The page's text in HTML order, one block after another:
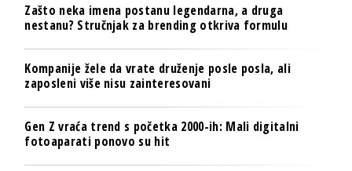
Zašto neka imena postanu legendarna, a druga
nestanu? Stručnjak za brending otkriva formulu
Kompanije žele da vrate druženje posle posla, ali
zaposleni više nisu zainteresovani
Gen Z vraća trend s početka 2000-ih: Mali digitalni
fotoaparati ponovo su hit